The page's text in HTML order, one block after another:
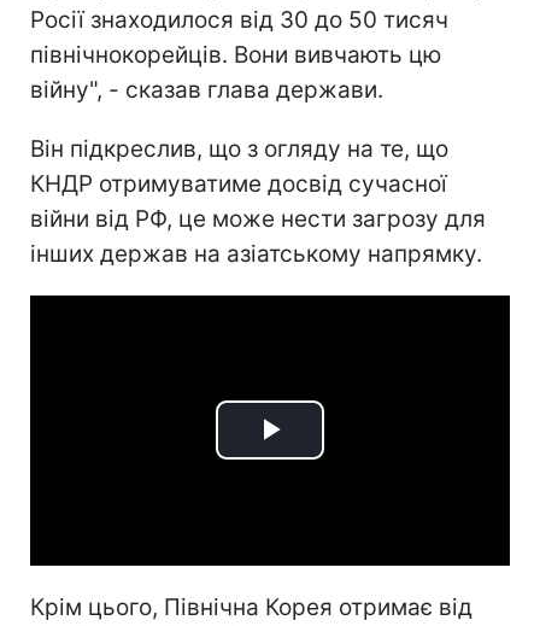
Росії знаходилося від 30 до 50 тисяч
північнокорейців. Вони вивчають цю
війну", - сказав глава держави.
Він підкреслив, що з огляду на те, що
КНДР отримуватиме досвід сучасної
війни від РФ, це може нести загрозу для
інших держав на азіатському напрямку.
Play
Крім цього, Північна Корея отримає від